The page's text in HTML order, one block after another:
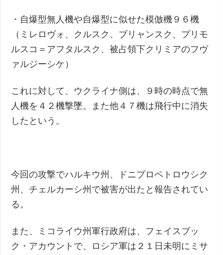
・自爆型無人機や自爆型に似せた模倣機９６機
（ミレロヴォ、クルスク、ブリャンスク、プリモ
ルスコ＝アフタルスク、被占領下クリミアのフヴ
ァルジーシケ）
これに対して、ウクライナ側は、９時の時点で無
人機を４２機撃墜。また他４７機は飛行中に消失
したという。
今回の攻撃でハルキウ州、ドニプロペトロウシク
州、チェルカーシ州で被害が出たと報告されてい
る。
また、ミコライウ州軍行政府は、フェイスブッ
ク・アカウントで、ロシア軍は２１日未明にミサ